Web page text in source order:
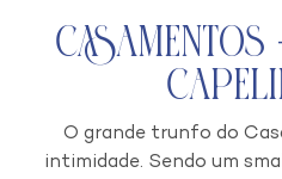
O grande trunfo do
intimidade. Sendo um